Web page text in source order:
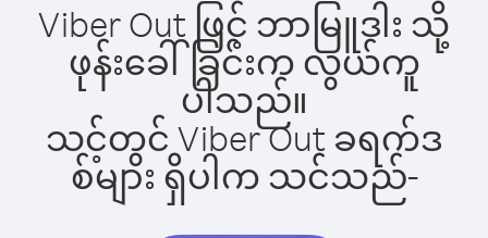
Viber Out ဖြင့် ဘာမြူဒါး သို့
ဖုန်းခေါ်ခြင်းက လွယ်ကူ
ပါသည်။
သင့်တွင် Viber Out ခရက်ဒ
စ်များ ရှိပါက သင်သည်-